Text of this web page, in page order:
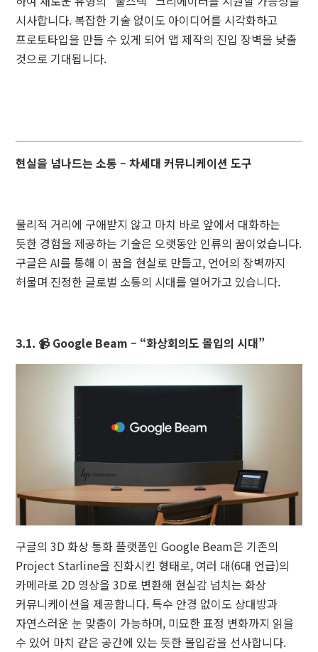
시사합니다. 복잡한 기술 없이도 아이디어를 시각화하고
프로토타입을 만들 수 있게 되어 앱 제작의 진입 장벽을 낮출
것으로 기대됩니다.
현실을 넘나드는 소통 – 차세대 커뮤니케이션 도구
물리적 거리에 구애받지 않고 마치 바로 앞에서 대화하는
듯한 경험을 제공하는 기술은 오랫동안 인류의 꿈이었습니다.
구글은 AI를 통해 이 꿈을 현실로 만들고, 언어의 장벽까지
허물며 진정한 글로벌 소통의 시대를 열어가고 있습니다.
3.1. 📹 Google Beam – “화상회의도 몰입의 시대”
구글의 3D 화상 통화 플랫폼인 Google Beam은 기존의
Project Starline을 진화시킨 형태로, 여러 대(6대 언급)의
카메라로 2D 영상을 3D로 변환해 현실감 넘치는 화상
커뮤니케이션을 제공합니다. 특수 안경 없이도 상대방과
자연스러운 눈 맞춤이 가능하며, 미묘한 표정 변화까지 읽을
수 있어 마치 같은 공간에 있는 듯한 몰입감을 선사합니다.